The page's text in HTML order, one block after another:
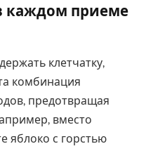
каждом приеме
клетчатку,
комбинация
предотвращая
вместо
яблоко с горстью